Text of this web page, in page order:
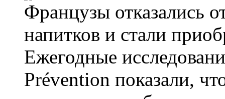
Французы отказались
напитков и стали
Ежегодные
Prévention показали,